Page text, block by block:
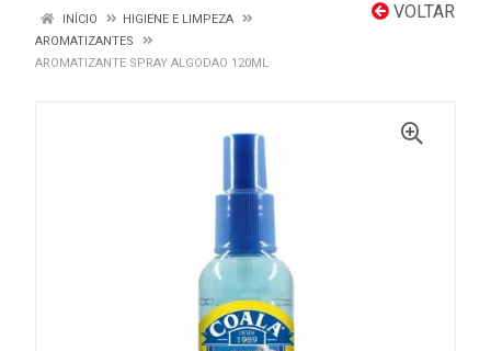
VOLTAR
INÍCIO
HIGIENE E LIMPEZA
AROMATIZANTES
AROMATIZANTE SPRAY ALGODAO 120ML